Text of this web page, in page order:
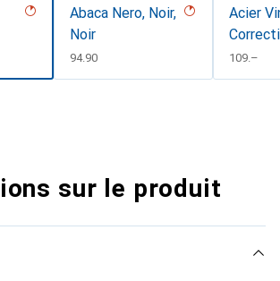
Abaca Nero, Noir,
Noir
CHF
94.90
Acier
CHF
109.–
sur le produit